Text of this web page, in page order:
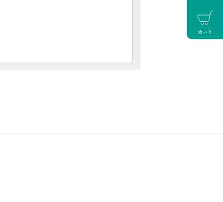
カート